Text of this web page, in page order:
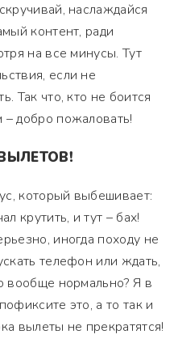
наслаждайся
контент, ради
на все минусы. Тут
если не
Так что, кто не боится
добро пожаловать!
который выбешивает:
крутить, и тут – бах!
иногда походу не
телефон или ждать,
вообще нормально? Я в
это, а то так и
вылеты не прекратятся!